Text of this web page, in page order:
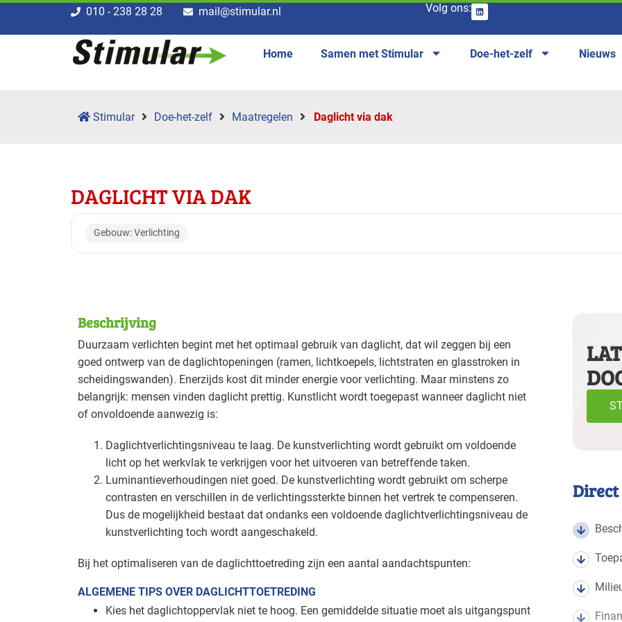
010 - 238 28 28 mail@stimular.nl Volg ons:
Home Samen met Stimular Doe-het-zelf Nieuws
Stimular Doe-het-zelf Maatregelen Daglicht via dak
DAGLICHT VIA DAK
Gebouw: Verlichting
Deze maatregel is vaak toepasbaar in de volgende branches
Autobranche - autoschadeherstel Basis Autobranche - garage en handel
Bouw - bouw/infra Basis Bouw - gemeentewerven Basis
Cultuur - evenementen Gevorderd Cultuur - musea Gevorderd
Cultuur - podia Gevorderd Detailhandel - overig Gevorderd
Detailhandel - tankstations Basis
Industrie - hout en meubel Basis Industrie - metalektro Basis
Industrie - rubber en kunststof Basis
Beschrijving
Duurzaam verlichten begint met het optimaal gebruik van daglicht, dat wil zeggen bij een
goed ontwerp van de daglichtopeningen (ramen, lichtkoepels, lichtstraten en glasstroken in
scheidingswanden). Enerzijds kost dit minder energie voor verlichting. Maar minstens zo
belangrijk: mensen vinden daglicht prettig. Kunstlicht wordt toegepast wanneer daglicht niet
of onvoldoende aanwezig is:
Daglichtverlichtingsniveau te laag. De kunstverlichting wordt gebruikt om voldoende
licht op het werkvlak te verkrijgen voor het uitvoeren van betreffende taken.
Luminantieverhoudingen niet goed. De kunstverlichting wordt gebruikt om scherpe
contrasten en verschillen in de verlichtingssterkte binnen het vertrek te compenseren.
Dus de mogelijkheid bestaat dat ondanks een voldoende daglichtverlichtingsniveau de
kunstverlichting toch wordt aangeschakeld.
Bij het optimaliseren van de daglichttoetreding zijn een aantal aandachtspunten:
ALGEMENE TIPS OVER DAGLICHTTOETREDING
Kies het daglichtoppervlak niet te hoog. Een gemiddelde situatie moet als uitgangspunt